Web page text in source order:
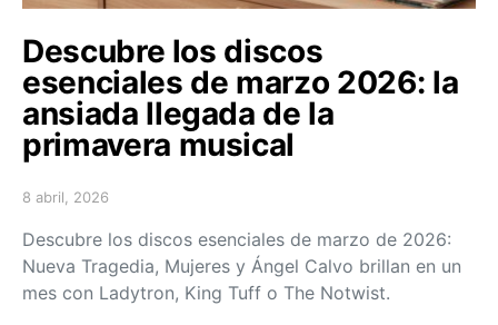
Descubre los discos
esenciales de marzo 2026: la
ansiada llegada de la
primavera musical
Posted on
8 abril, 2026
Descubre los discos esenciales de marzo de 2026:
Nueva Tragedia, Mujeres y Ángel Calvo brillan en un
mes con Ladytron, King Tuff o The Notwist.